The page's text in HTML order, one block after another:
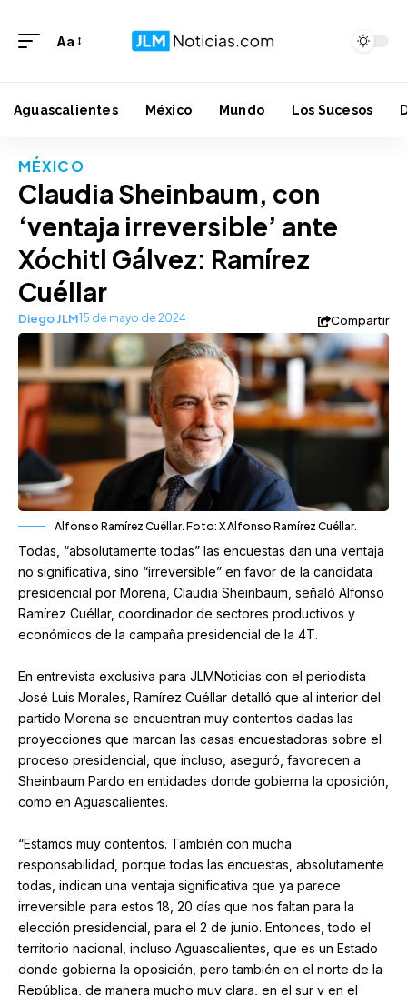
Aa
Aguascalientes México Mundo Los Sucesos
MÉXICO
Claudia Sheinbaum, con
‘ventaja irreversible’ ante
Xóchitl Gálvez: Ramírez
Cuéllar
Diego JLM15 de mayo de 2024 Compartir
Alfonso Ramírez Cuéllar. Foto: X Alfonso Ramírez Cuéllar.
Todas, “absolutamente todas” las encuestas dan una ventaja
no significativa, sino “irreversible” en favor de la candidata
presidencial por Morena, Claudia Sheinbaum, señaló Alfonso
Ramírez Cuéllar, coordinador de sectores productivos y
económicos de la campaña presidencial de la 4T.
En entrevista exclusiva para JLMNoticias con el periodista
José Luis Morales, Ramírez Cuéllar detalló que al interior del
partido Morena se encuentran muy contentos dadas las
proyecciones que marcan las casas encuestadoras sobre el
proceso presidencial, que incluso, aseguró, favorecen a
Sheinbaum Pardo en entidades donde gobierna la oposición,
como en Aguascalientes.
“Estamos muy contentos. También con mucha
responsabilidad, porque todas las encuestas, absolutamente
todas, indican una ventaja significativa que ya parece
irreversible para estos 18, 20 días que nos faltan para la
elección presidencial, para el 2 de junio. Entonces, todo el
territorio nacional, incluso Aguascalientes, que es un Estado
donde gobierna la oposición, pero también en el norte de la
República, de manera mucho muy clara, en el sur y en el